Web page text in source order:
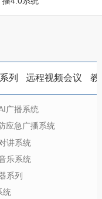
列 远程视频会议 教
广播系统
应急广播系统
讲系统
乐系统
系列
统